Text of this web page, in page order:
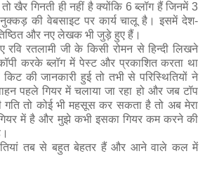
खैर गिनती ही नहीं है क्‍योंकि 6 ब्‍लॉग हैं जिनमें 3
की वेबसाइट पर कार्य चालू है। इसमें देश-
और नए लेखक भी जुड़े हुए हैं।
रवि रतलामी जी के किसी रोमन से हिन्‍दी लिखने
करके ब्‍लॉग में पेस्‍ट और प्रकाशित करता था
की जानकारी हुई तो तभी से परिस्थितियों ने
पहले गियर में चलाया जा रहा हो और जब टॉप
तो कोई भी महसूस कर सकता है तो अब मेरा
में है और मुझे कभी इसका गियर कम करने की
तब से बहुत बेहतर हैं और आने वाले कल में